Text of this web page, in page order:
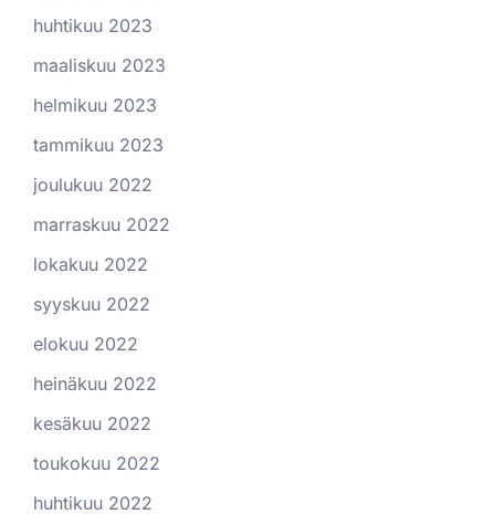
huhtikuu 2023
maaliskuu 2023
helmikuu 2023
tammikuu 2023
joulukuu 2022
marraskuu 2022
lokakuu 2022
syyskuu 2022
elokuu 2022
heinäkuu 2022
kesäkuu 2022
toukokuu 2022
huhtikuu 2022